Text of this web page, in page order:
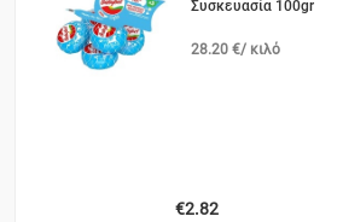
Συσκευασία 100gr
28.20 €/ κιλό
€2.82